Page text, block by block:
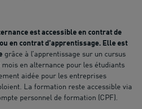
est accessible en contrat de
en contrat d’apprentissage. Elle est
grâce à l’apprentissage sur un cursus
mois en alternance pour les étudiants
aidée pour les entreprises
La formation reste accessible via
personnel de formation (CPF).